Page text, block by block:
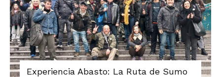
Experiencia Abasto: La Ruta de Sumo